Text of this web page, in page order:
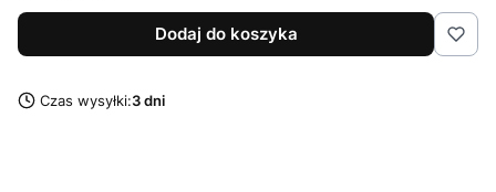
Dodaj do koszyka
Czas wysyłki:3 dni